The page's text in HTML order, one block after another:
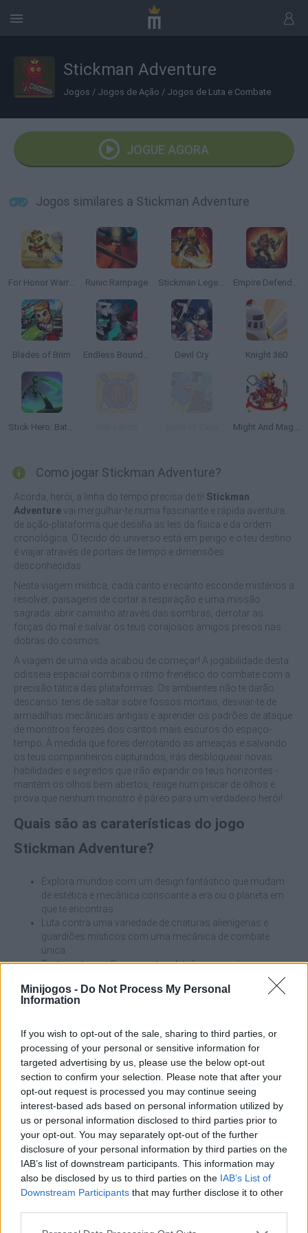
Minijogos - Do Not Process My Personal
Information
If you wish to opt-out of the sale, sharing to third parties, or
processing of your personal or sensitive information for
targeted advertising by us, please use the below opt-out
section to confirm your selection. Please note that after your
opt-out request is processed you may continue seeing
interest-based ads based on personal information utilized by
us or personal information disclosed to third parties prior to
your opt-out. You may separately opt-out of the further
disclosure of your personal information by third parties on the
IAB’s list of downstream participants. This information may
also be disclosed by us to third parties on the IAB’s List of
Downstream Participants that may further disclose it to other
Stickman Adventure
Jogos / Jogos de Ação / Jogos de Luta e Combate
JOGUE AGORA
Jogos similares a Stickman Adventure
For Honor Warriors.io Runic Rampage Stickman Legends: Survival RPG Empire Defender TD
Blades of Brim Endless Boundary Devil Cry Knight 360
Stick Hero: Battle Legacy Might And Magic Armies
Como jogar Stickman Adventure?
Acorda, herói, a linha do tempo precisa de ti! Stickman
Adventure vai mergulhar-te numa fascinante e rápida aventura
de ação-plataforma que desafia as leis da física e da ordem
cronológica. O tecido do universo está em perigo e o teu destino
é viajar através de portais de tempo e dimensões
desconhecidas.
Nesta viagem mística, cada canto e recanto esconde mistérios a
resolver, paisagens de cortar a respiração e uma missão
sagrada: abrir caminho através das sombras, derrotar as
forças do mal e salvar os teus corajosos amigos presos nas
dobras do cosmos.
A viagem de uma vida acabou de começar! A jogabilidade desta
odisseia espacial combina o ritmo frenético do combate com a
precisão tática das plataformas. Os ambientes não te darão
descanso: tens de saltar sobre fossos mortais, desviar-te de
armadilhas mecânicas antigas e aprender os padrões de ataque
de monstros ferozes dos cantos mais escuros do espaço-
tempo. À medida que fores derrotando as ameaças e salvando
os teus companheiros capturados, irás desbloquear novas
habilidades e segredos que irão expandir os teus horizontes -
mantém os olhos bem abertos, reage num piscar de olhos e
prova que nenhum monstro é páreo para um verdadeiro herói!
Quais são as caraterísticas do jogo
Stickman Adventure?
Explora mundos com um design fantástico que mudam
de estética e mecânica consoante a era ou o planeta em
que te encontras.
Luta contra uma variedade de criaturas alienígenas e
guardiões místicos com uma mecânica de combate
única.
Testa os teus reflexos contra plataformas móveis,
espigões escondidos e raios laser que desafiam o teu
progresso.
Localiza e liberta os teus amigos perdidos no mapa para
história.
Domina controlos de ataque e esquiva intuitivos e
precisos, ideais para resolver batalhas de alta intensidade.
Desfruta de uma viagem contínua de exploração e
surpresas visuais concebidas para os fãs de grandes
feitos.
Quem criou o Stickman Adventure?
Este jogo foi desenvolvido pela Yizhiyuan Network Technology
Co., Ltd.